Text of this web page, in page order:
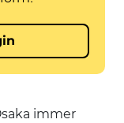
immer